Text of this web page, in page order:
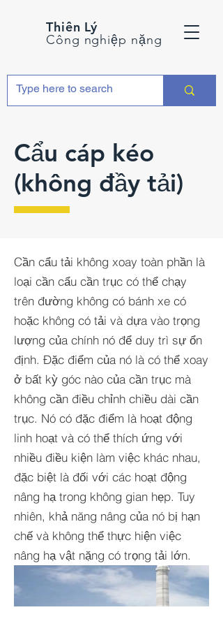
Thiên Lý
Công nghiệp nặng
Cẩu cáp kéo
(không đầy tải)
Cần cẩu tải không xoay toàn phần là
loại cần cẩu cần trục có thể chạy
trên đường không có bánh xe có
hoặc không có tải và dựa vào trọng
lượng của chính nó để duy trì sự ổn
định. Đặc điểm của nó là có thể xoay
ở bất kỳ góc nào của cần trục mà
không cần điều chỉnh chiều dài cần
trục. Nó có đặc điểm là hoạt động
linh hoạt và có thể thích ứng với
nhiều điều kiện làm việc khác nhau,
đặc biệt là đối với các hoạt động
nâng hạ trong không gian hẹp. Tuy
nhiên, khả năng nâng của nó bị hạn
chế và không thể thực hiện việc
nâng hạ vật nặng có trọng tải lớn.